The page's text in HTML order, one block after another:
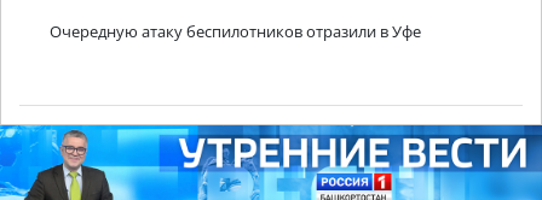
Очередную атаку беспилотников отразили в Уфе